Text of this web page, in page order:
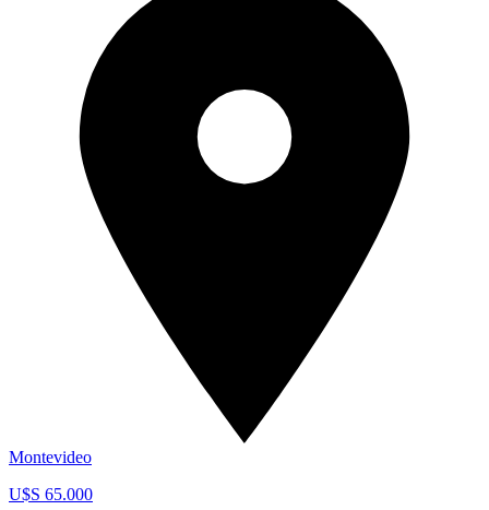
Montevideo
U$S 65.000